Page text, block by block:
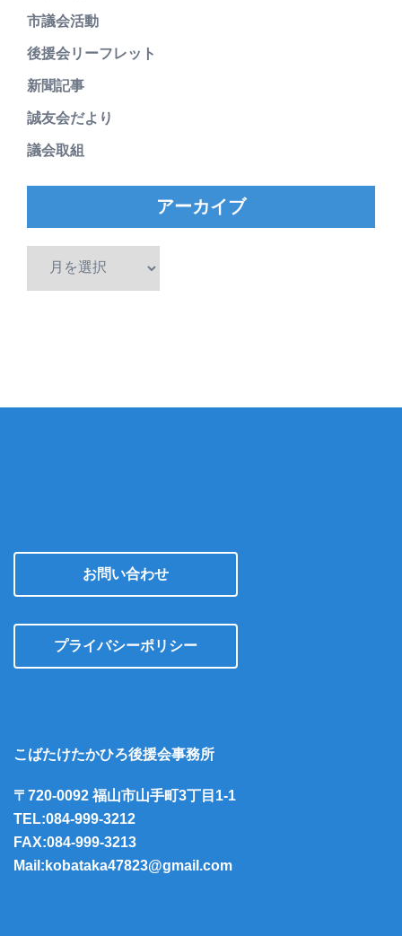
市議会活動
後援会リーフレット
新聞記事
誠友会だより
議会取組
アーカイブ
お問い合わせ
プライバシーポリシー
こばたけたかひろ後援会事務所
〒720-0092 福山市山手町3丁目1-1
TEL:084-999-3212
FAX:084-999-3213
Mail:kobataka47823@gmail.com